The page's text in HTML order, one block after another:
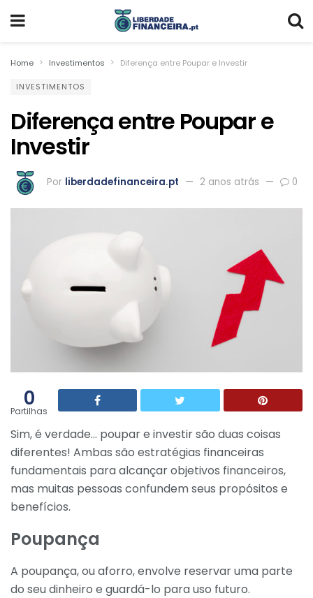
Home Investimentos Diferença entre Poupar e Investir
INVESTIMENTOS
Diferença entre Poupar e
Investir
Por liberdadefinanceira.pt 2 anos atrás 0
0
Partilhas
Sim, é verdade… poupar e investir são duas coisas
diferentes! Ambas são estratégias financeiras
fundamentais para alcançar objetivos financeiros,
mas muitas pessoas confundem seus propósitos e
benefícios.
Poupança
A poupança, ou aforro, envolve reservar uma parte
do seu dinheiro e guardá-lo para uso futuro.